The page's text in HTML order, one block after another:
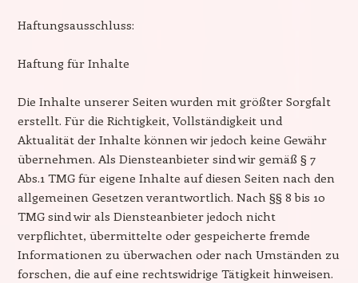
Haftungsausschluss:
Haftung für Inhalte
Die Inhalte unserer Seiten wurden mit größter Sorgfalt
erstellt. Für die Richtigkeit, Vollständigkeit und
Aktualität der Inhalte können wir jedoch keine Gewähr
übernehmen. Als Diensteanbieter sind wir gemäß § 7
Abs.1 TMG für eigene Inhalte auf diesen Seiten nach den
allgemeinen Gesetzen verantwortlich. Nach §§ 8 bis 10
TMG sind wir als Diensteanbieter jedoch nicht
verpflichtet, übermittelte oder gespeicherte fremde
Informationen zu überwachen oder nach Umständen zu
forschen, die auf eine rechtswidrige Tätigkeit hinweisen.